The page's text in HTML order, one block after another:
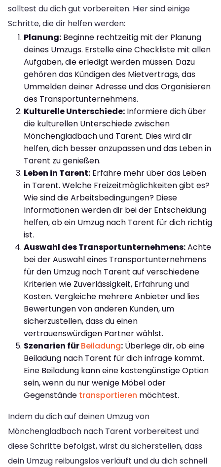
solltest du dich gut vorbereiten. Hier sind einige
Schritte, die dir helfen werden:
Planung: Beginne rechtzeitig mit der Planung
deines Umzugs. Erstelle eine Checkliste mit allen
Aufgaben, die erledigt werden müssen. Dazu
gehören das Kündigen des Mietvertrags, das
Ummelden deiner Adresse und das Organisieren
des Transportunternehmens.
Kulturelle Unterschiede: Informiere dich über
die kulturellen Unterschiede zwischen
Mönchengladbach und Tarent. Dies wird dir
helfen, dich besser anzupassen und das Leben in
Tarent zu genießen.
Leben in Tarent: Erfahre mehr über das Leben
in Tarent. Welche Freizeitmöglichkeiten gibt es?
Wie sind die Arbeitsbedingungen? Diese
Informationen werden dir bei der Entscheidung
helfen, ob ein Umzug nach Tarent für dich richtig
ist.
Auswahl des Transportunternehmens:Achte
bei der Auswahl eines Transportunternehmens
für den Umzug nach Tarent auf verschiedene
Kriterien wie Zuverlässigkeit, Erfahrung und
Kosten. Vergleiche mehrere Anbieter und lies
Bewertungen von anderen Kunden, um
sicherzustellen, dass du einen
vertrauenswürdigen Partner wählst.
Szenarien fürBeiladung: Überlege dir, ob eine
Beiladung nach Tarent für dich infrage kommt.
Eine Beiladung kann eine kostengünstige Option
sein, wenn du nur wenige Möbel oder
Gegenstände transportieren möchtest.
Indem du dich auf deinen Umzug von
Mönchengladbach nach Tarent vorbereitest und
diese Schritte befolgst, wirst du sicherstellen, dass
dein Umzug reibungslos verläuft und du dich schnell